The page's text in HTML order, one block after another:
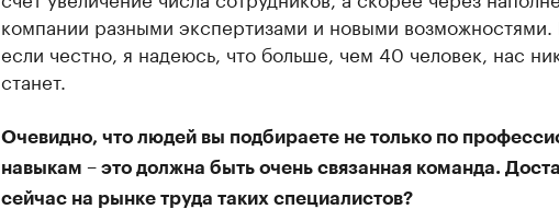
компании разными экспертизами и новыми возможностями.
если честно, я надеюсь, что больше, чем 40 человек, нас
станет.
Очевидно, что людей вы подбираете не только по
навыкам – это должна быть очень связанная команда.
сейчас на рынке труда таких специалистов?